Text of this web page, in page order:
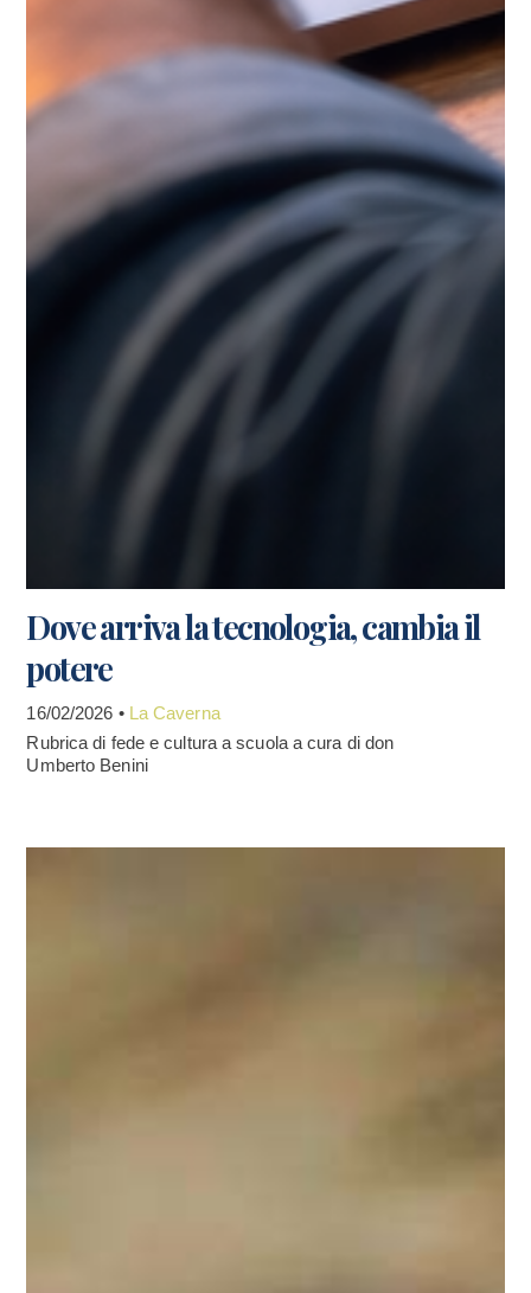
Dove arriva la tecnologia, cambia il
potere
16/02/2026 • La Caverna
Rubrica di fede e cultura a scuola a cura di don
Umberto Benini